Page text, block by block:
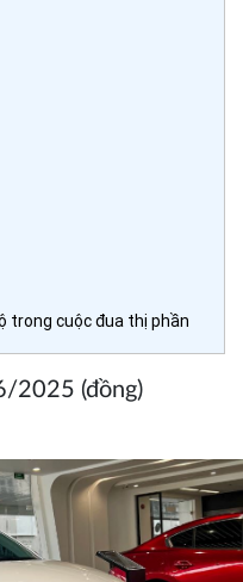
trong cuộc đua thị phần
2025 (đồng)